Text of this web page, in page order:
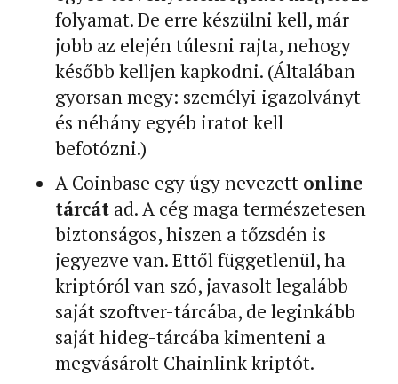
folyamat. De erre készülni kell, már
jobb az elején túlesni rajta, nehogy
később kelljen kapkodni. (Általában
gyorsan megy: személyi igazolványt
és néhány egyéb iratot kell
befotózni.)
A Coinbase egy úgy nevezett online
tárcát ad. A cég maga természetesen
biztonságos, hiszen a tőzsdén is
jegyezve van. Ettől függetlenül, ha
kriptóról van szó, javasolt legalább
saját szoftver-tárcába, de leginkább
saját hideg-tárcába kimenteni a
megvásárolt Chainlink kriptót.